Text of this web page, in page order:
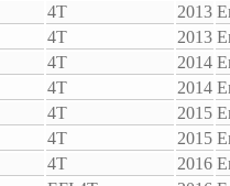
4T 2013
4T 2013
4T 2014
4T 2014
4T 2015
4T 2015
4T 2016